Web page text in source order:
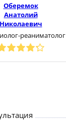
Оберемок
Анатолий
Николаевич
реаниматолог